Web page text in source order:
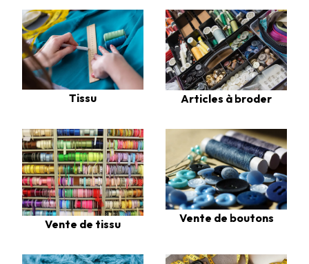
Tissu Articles à broder
Vente de tissu Vente de boutons